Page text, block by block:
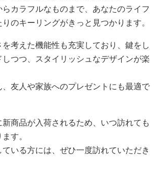
らカラフルなものまで、あなたのライフ
のキーリングがきっと見つかります。
を考えた機能性も充実しており、鍵をし
しつつ、スタイリッシュなデザインが楽
、友人や家族へのプレゼントにも最適で
新商品が入荷されるため、いつ訪れても
す。
いる方には、ぜひ一度訪れていただき